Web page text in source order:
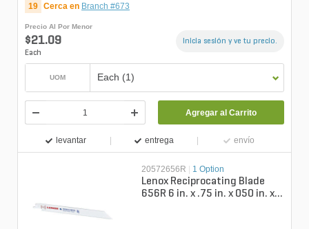
19 Cerca en Branch #673
Precio Al Por Menor
$21.09
Each
Inicia sesión y ve tu precio.
UOM Each (1)
Agregar al Carrito
levantar entrega envío
20572656R | 1 Option
Lenox Reciprocating Blade
656R 6 in. x .75 in. x 050 in. x 6